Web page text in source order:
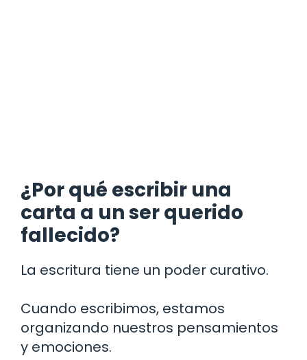
¿Por qué escribir una
carta a un ser querido
fallecido?
La escritura tiene un poder curativo.
Cuando escribimos, estamos
organizando nuestros pensamientos
y emociones.